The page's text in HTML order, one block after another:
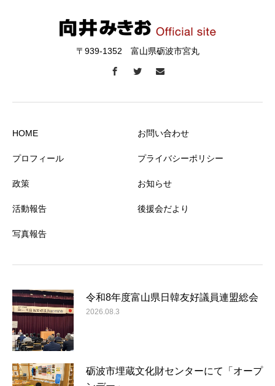
〒939-1352 富山県砺波市宮丸
HOME
プロフィール
政策
活動報告
写真報告
お問い合わせ
プライバシーポリシー
お知らせ
後援会だより
令和8年度富山県日韓友好議員連盟総会
2026.08.3
砺波市埋蔵文化財センターにて「オープ